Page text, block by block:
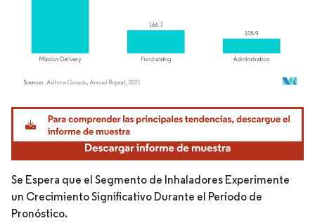
Imagen © Mordor Intelligence. El uso requiere atribución según CC BY 4.0.
Se Espera que el Segmento de Inhaladores Experimente
un Crecimiento Significativo Durante el Período de
Pronóstico.